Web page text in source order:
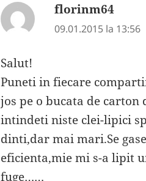
florinm64
09.01.2015 la 13:56
Salut!
Puneti in fiecare
jos pe o bucata de carton
intindeti niste clei-lipici
dinti,dar mai mari.Se
eficienta,mie mi s-a lipit
fuge……